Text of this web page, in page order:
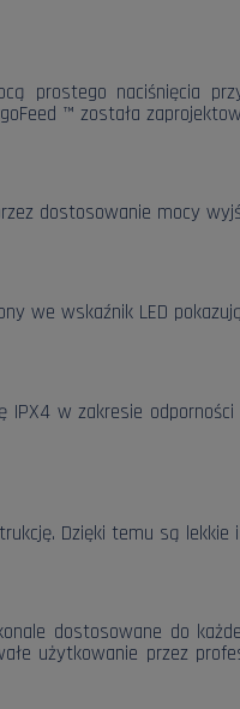
prostego naciśnięcia
™ została
dostosowanie mocy
we wskaźnik LED
IPX4 w zakresie
Dzięki temu są
dostosowane do
użytkowanie przez